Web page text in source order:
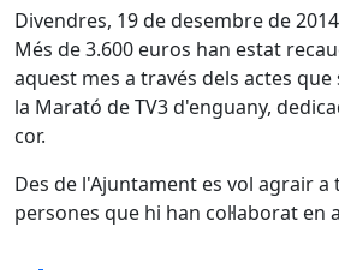
Divendres, 19 de desembre de 2014
Més de 3.600 euros han estat
aquest mes a través dels actes
la Marató de TV3 d'enguany,
cor.
Des de l'Ajuntament es vol agrair
persones que hi han col·laborat en